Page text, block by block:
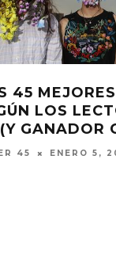
45
LOS
GANADOR
45 ENERO 5,